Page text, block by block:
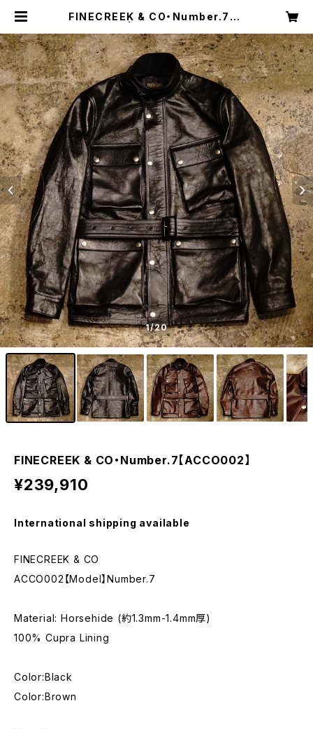
FINECREEK & CO・Number.7【A
g
1/20
FINECREEK & CO・Number.7【ACCO002】
¥239,910
International shipping available
FINECREEK & CO
ACCO002【Model】Number.7
Material: Horsehide (約1.3mm-1.4mm厚)
100% Cupra Lining
Color:Black
Color:Brown